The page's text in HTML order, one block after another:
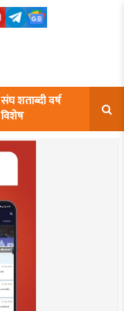
संघ शताब्दी वर्ष
विशेष